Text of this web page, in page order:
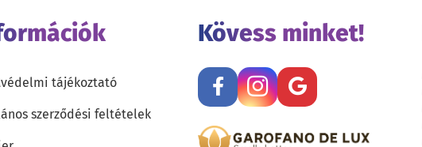
tájékoztató
szerződési feltételek
Kövess minket!